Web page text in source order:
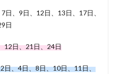
日、9日、12日、13日、17日、
日
12日、21日、24日
日、4日、8日、10日、11日、